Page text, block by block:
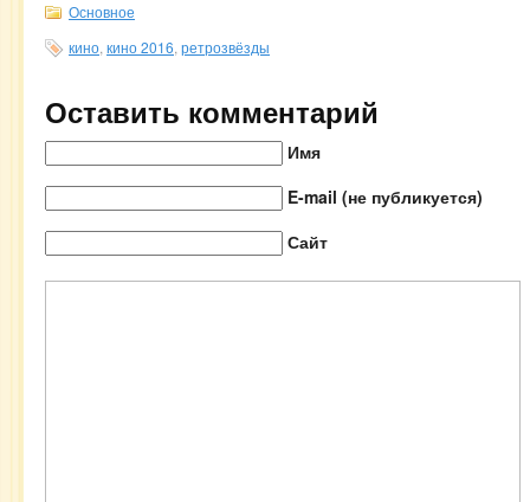
Основное
кино кино 2016 ретрозвёзды
Оставить комментарий
Имя
E-mail (не публикуется)
Сайт